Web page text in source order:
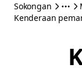
Sokongan
Kenderaan